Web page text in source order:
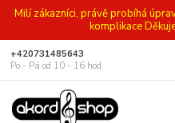
Milí zákazníci, právě probíhá
komplikace
+420731485643
Po - Pá od 10 - 16 hod.